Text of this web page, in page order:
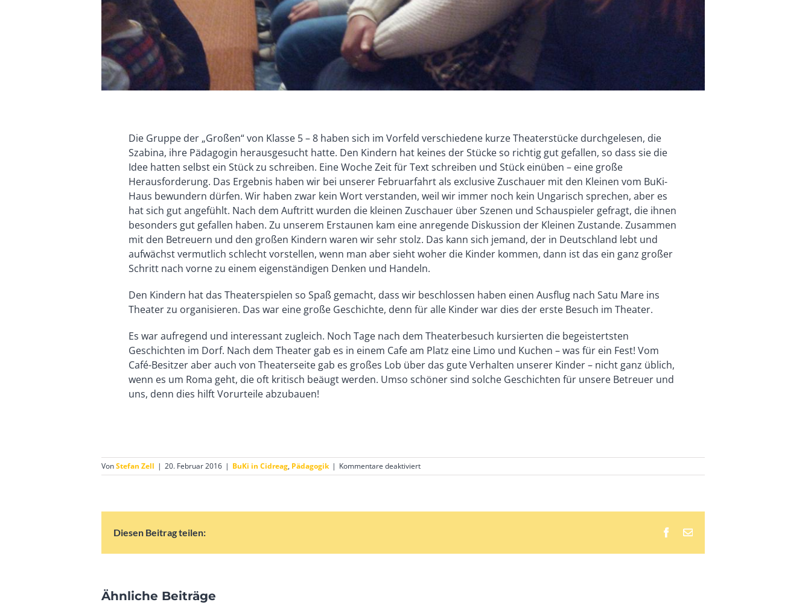
Die Gruppe der „Großen“ von Klasse 5 – 8 haben sich im Vorfeld verschiedene kurze Theaterstücke durchgelesen, die
Szabina, ihre Pädagogin herausgesucht hatte. Den Kindern hat keines der Stücke so richtig gut gefallen, so dass sie die
Idee hatten selbst ein Stück zu schreiben. Eine Woche Zeit für Text schreiben und Stück einüben – eine große
Herausforderung. Das Ergebnis haben wir bei unserer Februarfahrt als exclusive Zuschauer mit den Kleinen vom BuKi-
Haus bewundern dürfen. Wir haben zwar kein Wort verstanden, weil wir immer noch kein Ungarisch sprechen, aber es
hat sich gut angefühlt. Nach dem Auftritt wurden die kleinen Zuschauer über Szenen und Schauspieler gefragt, die ihnen
besonders gut gefallen haben. Zu unserem Erstaunen kam eine anregende Diskussion der Kleinen Zustande. Zusammen
mit den Betreuern und den großen Kindern waren wir sehr stolz. Das kann sich jemand, der in Deutschland lebt und
aufwächst vermutlich schlecht vorstellen, wenn man aber sieht woher die Kinder kommen, dann ist das ein ganz großer
Schritt nach vorne zu einem eigenständigen Denken und Handeln.
Den Kindern hat das Theaterspielen so Spaß gemacht, dass wir beschlossen haben einen Ausflug nach Satu Mare ins
Theater zu organisieren. Das war eine große Geschichte, denn für alle Kinder war dies der erste Besuch im Theater.
Es war aufregend und interessant zugleich. Noch Tage nach dem Theaterbesuch kursierten die begeistertsten
Geschichten im Dorf. Nach dem Theater gab es in einem Cafe am Platz eine Limo und Kuchen – was für ein Fest! Vom
Café-Besitzer aber auch von Theaterseite gab es großes Lob über das gute Verhalten unserer Kinder – nicht ganz üblich,
wenn es um Roma geht, die oft kritisch beäugt werden. Umso schöner sind solche Geschichten für unsere Betreuer und
uns, denn dies hilft Vorurteile abzubauen!
VonStefan Zell | 20. Februar 2016 | BuKi in Cidreag, Pädagogik | Kommentare deaktiviertfür
Theater!
Diesen Beitrag teilen: Facebook
E-
Ähnliche Beiträge